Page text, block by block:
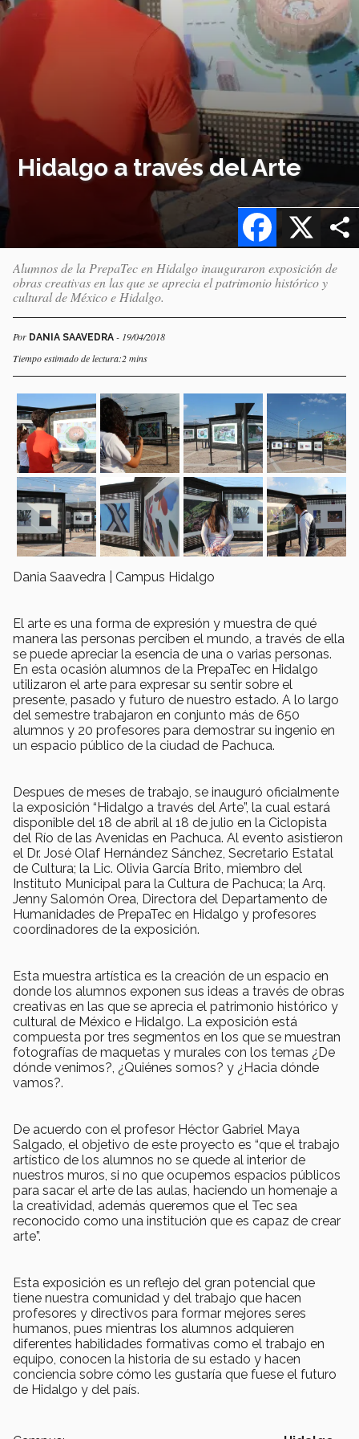
Hidalgo a través del Arte
X
Facebook
Alumnos de la PrepaTec en Hidalgo inauguraron exposición de
obras creativas en las que se aprecia el patrimonio histórico y
cultural de México e Hidalgo.
Por DANIA SAAVEDRA - 19/04/2018
Tiempo estimado de lectura:2 mins
Dania Saavedra | Campus Hidalgo
El arte es una forma de expresión y muestra de qué
manera las personas perciben el mundo, a través de ella
se puede apreciar la esencia de una o varias personas.
En esta ocasión alumnos de la PrepaTec en Hidalgo
utilizaron el arte para expresar su sentir sobre el
presente, pasado y futuro de nuestro estado. A lo largo
del semestre trabajaron en conjunto más de 650
alumnos y 20 profesores para demostrar su ingenio en
un espacio público de la ciudad de Pachuca.
Despues de meses de trabajo, se inauguró oficialmente
la exposición “Hidalgo a través del Arte”, la cual estará
disponible del 18 de abril al 18 de julio en la Ciclopista
del Río de las Avenidas en Pachuca. Al evento asistieron
el Dr. José Olaf Hernández Sánchez, Secretario Estatal
de Cultura; la Lic. Olivia García Brito, miembro del
Instituto Municipal para la Cultura de Pachuca; la Arq.
Jenny Salomón Orea, Directora del Departamento de
Humanidades de PrepaTec en Hidalgo y profesores
coordinadores de la exposición.
Esta muestra artística es la creación de un espacio en
donde los alumnos exponen sus ideas a través de obras
creativas en las que se aprecia el patrimonio histórico y
cultural de México e Hidalgo. La exposición está
compuesta por tres segmentos en los que se muestran
fotografías de maquetas y murales con los temas ¿De
dónde venimos?, ¿Quiénes somos? y ¿Hacia dónde
vamos?.
De acuerdo con el profesor Héctor Gabriel Maya
Salgado, el objetivo de este proyecto es “que el trabajo
artístico de los alumnos no se quede al interior de
nuestros muros, si no que ocupemos espacios públicos
para sacar el arte de las aulas, haciendo un homenaje a
la creatividad, además queremos que el Tec sea
reconocido como una institución que es capaz de crear
arte”.
Esta exposición es un reflejo del gran potencial que
tiene nuestra comunidad y del trabajo que hacen
profesores y directivos para formar mejores seres
humanos, pues mientras los alumnos adquieren
diferentes habilidades formativas como el trabajo en
equipo, conocen la historia de su estado y hacen
conciencia sobre cómo les gustaría que fuese el futuro
de Hidalgo y del país.